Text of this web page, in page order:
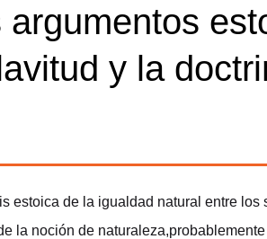
y la
estoica de la igualdad natural entre los
la noción de